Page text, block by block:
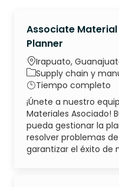
Associate Material
Planner
Ubicación
Irapuato,
Categoría
Supply chain y
Tipo de trabajo
Tiempo completo
¡Únete a nuestro
Materiales Asociado!
pueda gestionar la
resolver problemas
garantizar el éxito de